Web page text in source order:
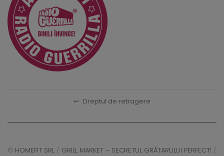
↩ Dreptul de retragere
© HOMEFIT SRL / GRILL MARKET – SECRETUL GRĂTARULUI PERFECT! /